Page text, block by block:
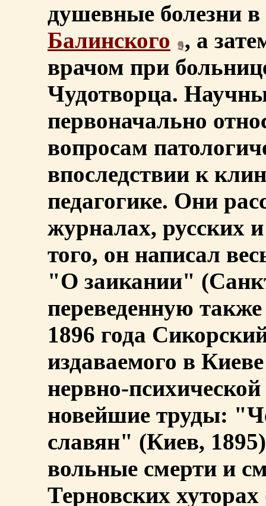
душевные болезни
Балинского
, а
врачом при
Чудотворца.
первоначально
вопросам
впоследствии к
педагогике. Они
журналах, русских
того, он написал
"О заикании"
переведенную
1896 года
издаваемого в
нервно-
новейшие труды:
славян" (Киев,
вольные смерти и
Терновских